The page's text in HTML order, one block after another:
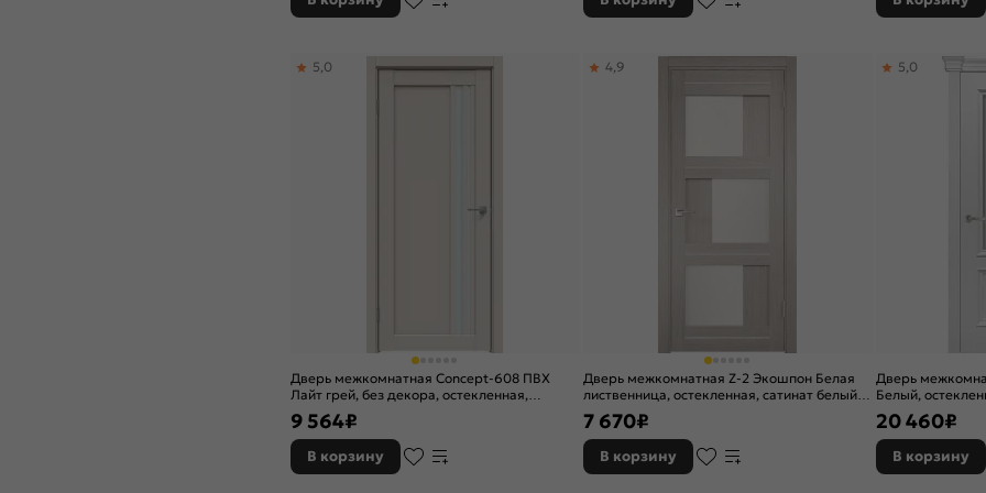
Дверь межкомнатная Concept-608 ПВХ
Лайт грей, без декора, остекленная,
сатинат белый, без кромки, царговая
5,0
9 564₽
В корзину
Дверь межкомнатная Z-2 Экошпон Белая
лиственница, остекленная, сатинат белый,
без кромки, царговая
4,9
7 670₽
В корзину
Дверь
Белый,
кромки,
5,0
20 460₽
В корзину